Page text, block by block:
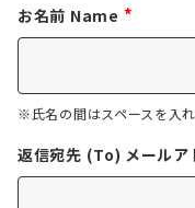
お名前 Name *
※氏名の間はスペースを入
返信宛先 (To) メール